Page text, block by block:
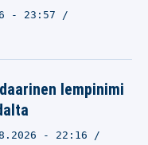
- 23:57
lempinimi
- 22:16